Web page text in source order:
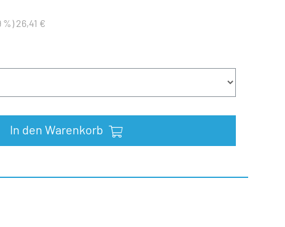
26,41 €
In den Warenkorb